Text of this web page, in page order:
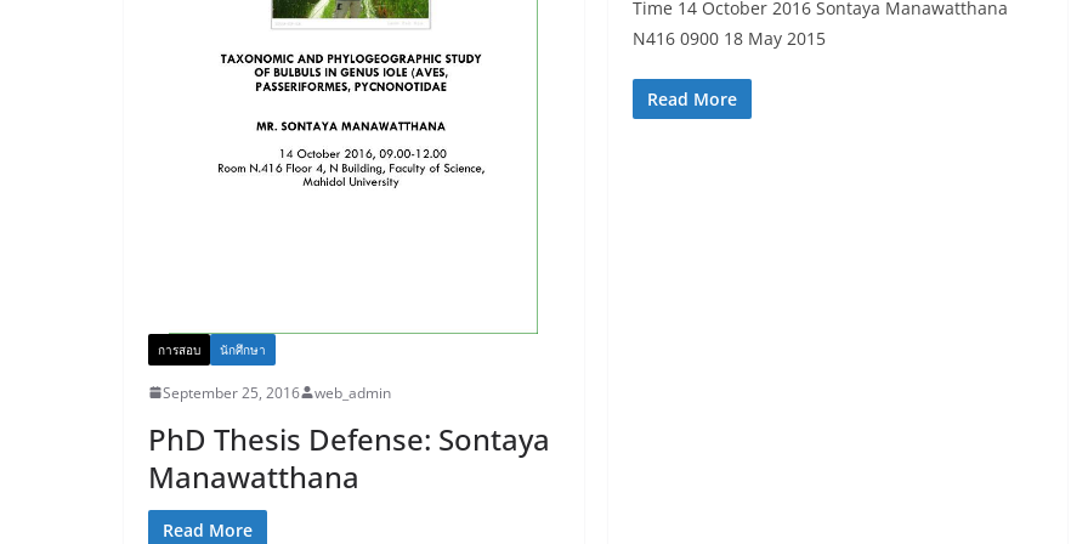
การสอบ นักศึกษา
September 25, 2016 web_admin
PhD Thesis Defense: Sontaya
Manawatthana
Read More
Time 14 October 2016 Sontaya Manawatthana
N416 0900 18 May 2015
Read More